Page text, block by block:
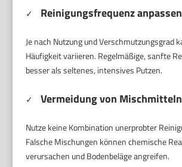
✓ Reinigungsfrequenz anpassen
Je nach Nutzung und Verschmutzungsgrad
Häufigkeit variieren. Regelmäßige, sanfte
besser als seltenes, intensives Putzen.
✓ Vermeidung von Mischmitteln
Nutze keine Kombination unerprobter
Falsche Mischungen können chemische
verursachen und Bodenbeläge angreifen.